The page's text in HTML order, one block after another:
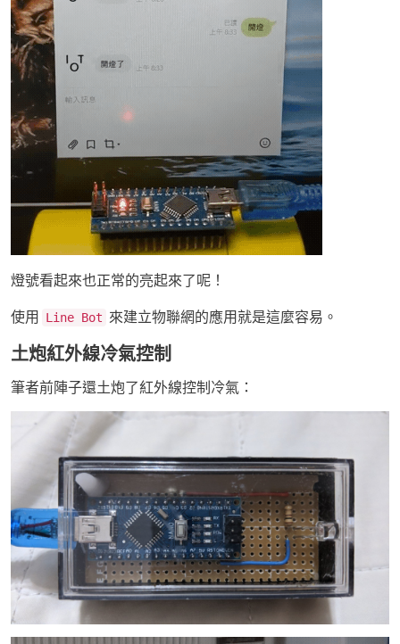
燈號看起來也正常的亮起來了呢！
使用 Line Bot 來建立物聯網的應用就是這麼容易。
土炮紅外線冷氣控制
筆者前陣子還土炮了紅外線控制冷氣：